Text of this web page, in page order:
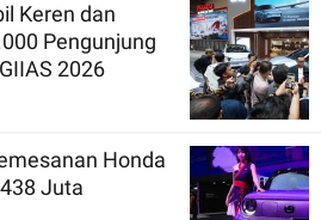
Keren dan
Pengunjung
2026
Honda
Juta